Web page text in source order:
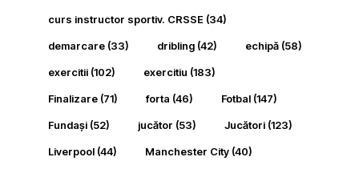
curs instructor sportiv. CRSSE (34)
demarcare (33) dribling (42) echipă (58)
exercitii (102) exercitiu (183)
Finalizare (71) forta (46) Fotbal (147)
Fundași (52) jucător (53) Jucători (123)
Liverpool (44) Manchester City (40)